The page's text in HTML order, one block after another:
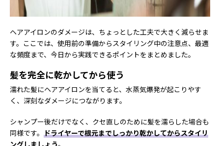
ヘアアイロンのダメージは、ちょっとした工夫で大きく減らせま
す。ここでは、使用前の準備からスタイリング中の注意点、最適
な頻度まで、今日から実践できるポイントをまとめました。
髪を完全に乾かしてから使う
濡れた髪にヘアアイロンを当てると、水蒸気爆発が起こりやす
く、深刻なダメージにつながります。
シャンプー後だけでなく、クセ直しのために髪を濡らした場合も
同様です。 ドライヤーで根元までしっかり乾かしてからスタイリ